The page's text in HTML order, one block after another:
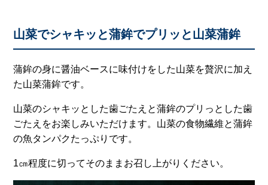
山菜でシャキッと蒲鉾でプリッと山菜蒲鉾
蒲鉾の身に醤油ベースに味付けをした山菜を贅沢に加え
た山菜蒲鉾です。
山菜のシャキッとした歯ごたえと蒲鉾のプリっとした歯
ごたえをお楽しみいただけます。山菜の食物繊維と蒲鉾
の魚タンパクたっぷりです。
1㎝程度に切ってそのままお召し上がりください。